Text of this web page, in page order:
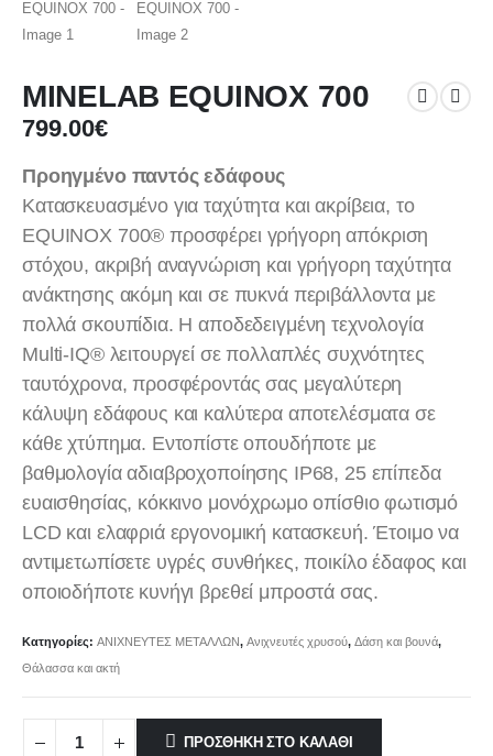
MINELAB EQUINOX 700
799.00€
Προηγμένο παντός εδάφους
Κατασκευασμένο για ταχύτητα και ακρίβεια, το
EQUINOX 700® προσφέρει γρήγορη απόκριση
στόχου, ακριβή αναγνώριση και γρήγορη ταχύτητα
ανάκτησης ακόμη και σε πυκνά περιβάλλοντα με
πολλά σκουπίδια. Η αποδεδειγμένη τεχνολογία
Multi-IQ® λειτουργεί σε πολλαπλές συχνότητες
ταυτόχρονα, προσφέροντάς σας μεγαλύτερη
κάλυψη εδάφους και καλύτερα αποτελέσματα σε
κάθε χτύπημα. Εντοπίστε οπουδήποτε με
βαθμολογία αδιαβροχοποίησης IP68, 25 επίπεδα
ευαισθησίας, κόκκινο μονόχρωμο οπίσθιο φωτισμό
LCD και ελαφριά εργονομική κατασκευή. Έτοιμο να
αντιμετωπίσετε υγρές συνθήκες, ποικίλο έδαφος και
οποιοδήποτε κυνήγι βρεθεί μπροστά σας.
Κατηγορίες: ΑΝΙΧΝΕΥΤΕΣ ΜΕΤΑΛΛΩΝ, Ανιχνευτές χρυσού, Δάση και βουνά,
Θάλασσα και ακτή
ΠΡΟΣΘΉΚΗ ΣΤΟ ΚΑΛΆΘΙ